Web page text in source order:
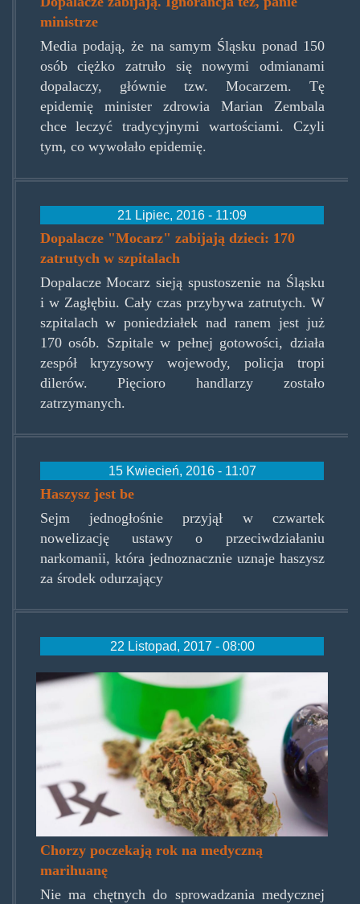
ministrze
Media podają, że na samym Śląsku ponad 150
osób ciężko zatruło się nowymi odmianami
dopalaczy, głównie tzw. Mocarzem. Tę
epidemię minister zdrowia Marian Zembala
chce leczyć tradycyjnymi wartościami. Czyli
tym, co wywołało epidemię.
21 Lipiec, 2016 - 11:09
Dopalacze "Mocarz" zabijają dzieci: 170
zatrutych w szpitalach
Dopalacze Mocarz sieją spustoszenie na Śląsku
i w Zagłębiu. Cały czas przybywa zatrutych. W
szpitalach w poniedziałek nad ranem jest już
170 osób. Szpitale w pełnej gotowości, działa
zespół kryzysowy wojewody, policja tropi
dilerów. Pięcioro handlarzy zostało
zatrzymanych.
15 Kwiecień, 2016 - 11:07
Haszysz jest be
Sejm jednogłośnie przyjął w czwartek
nowelizację ustawy o przeciwdziałaniu
narkomanii, która jednoznacznie uznaje haszysz
za środek odurzający
22 Listopad, 2017 - 08:00
medmjpl.jpg
Chorzy poczekają rok na medyczną
marihuanę
Nie ma chętnych do sprowadzania medycznej